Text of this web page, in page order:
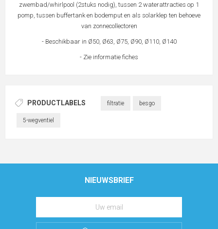
zwembad/whirlpool (2stuks nodig), tussen 2 waterattracties op 1
pomp, tussen buffertank en bodemput en als solarklep ten behoeve
van zonnecollectoren
- Beschikbaar in Ø50, Ø63, Ø75, Ø90, Ø110, Ø140
- Zie informatie fiches
PRODUCTLABELS filtratie besgo
5-wegventiel
NIEUWSBRIEF